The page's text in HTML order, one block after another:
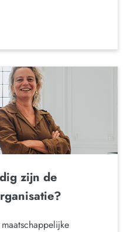
zijn de